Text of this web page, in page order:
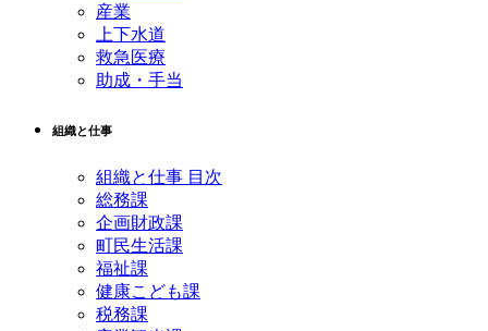
産業
上下水道
救急医療
助成・手当
組織と仕事
組織と仕事 目次
総務課
企画財政課
町民生活課
福祉課
健康こども課
税務課